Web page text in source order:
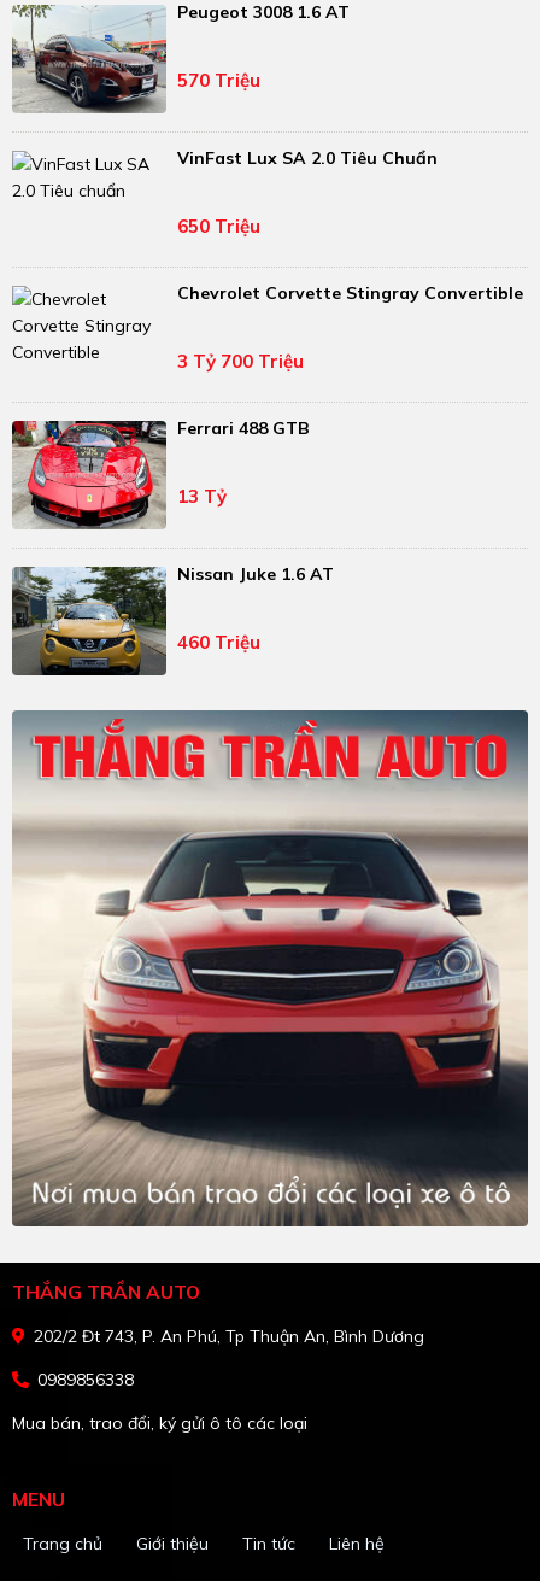
Peugeot 3008 1.6 AT
570 Triệu
VinFast Lux SA 2.0 Tiêu Chuẩn
650 Triệu
Chevrolet Corvette Stingray Convertible
3 Tỷ 700 Triệu
Ferrari 488 GTB
13 Tỷ
Nissan Juke 1.6 AT
460 Triệu
THẮNG TRẦN AUTO
202/2 Đt 743, P. An Phú, Tp Thuận An, Bình Dương
0989856338
Mua bán, trao đổi, ký gửi ô tô các loại
MENU
Trang chủ Giới thiệu Tin tức Liên hệ